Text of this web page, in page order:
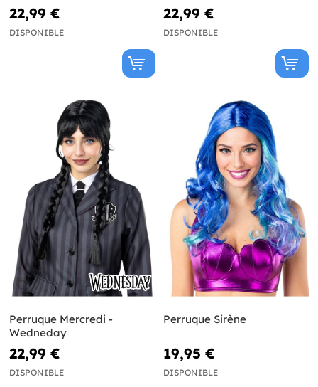
22,99 €
DISPONIBLE
22,99 €
DISPONIBLE
Perruque Mercredi -
Wedneday
22,99 €
DISPONIBLE
Perruque Sirène
19,95 €
DISPONIBLE